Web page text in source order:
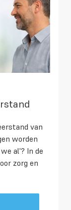
van
worden
al'? In de
zorg en